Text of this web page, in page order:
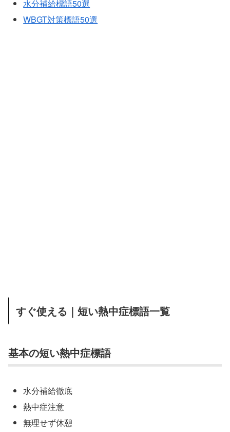
水分補給標語50選
WBGT対策標語50選
すぐ使える｜短い熱中症標語一覧
基本の短い熱中症標語
水分補給徹底
熱中症注意
無理せず休憩